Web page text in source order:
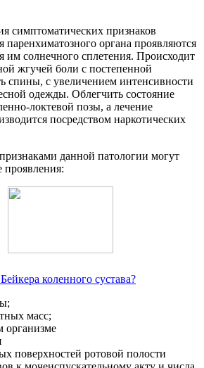
симптоматических признаков
паренхиматозного органа проявляются
им солнечного сплетения. Происходит
жгучей боли с постепенной
спины, с увеличением интенсивности
одежды. Облегчить состояние
локтевой позы, а лечение
посредством наркотических
данной патологии могут
проявления:
коленного сустава?
масс;
организме
поверхностей ротовой полости